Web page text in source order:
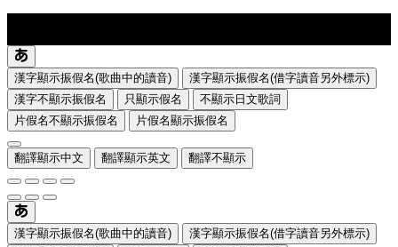
漢字顯示振假名(歌曲中的讀音)
漢字顯示振假名(借字讀音另外標示)
漢字不顯示振假名
只顯示假名
不顯示日文歌詞
片假名不顯示振假名
片假名顯示振假名
翻譯顯示中文 翻譯顯示英文 翻譯不顯示
漢字顯示振假名(歌曲中的讀音)
漢字顯示振假名(借字讀音另外標示)